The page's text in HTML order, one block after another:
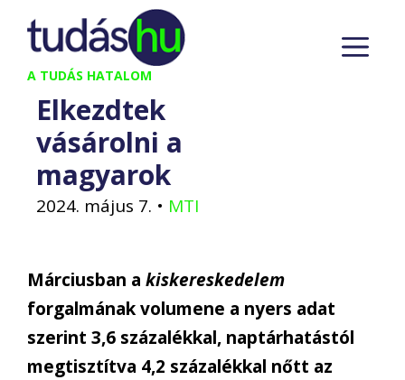
Kilépés
tartalomba
A TUDÁS HATALOM
Elkezdtek
vásárolni a
magyarok
2024. május 7. • MTI
Márciusban a kiskereskedelem
forgalmának volumene a nyers adat
szerint 3,6 százalékkal, naptárhatástól
megtisztítva 4,2 százalékkal nőtt az